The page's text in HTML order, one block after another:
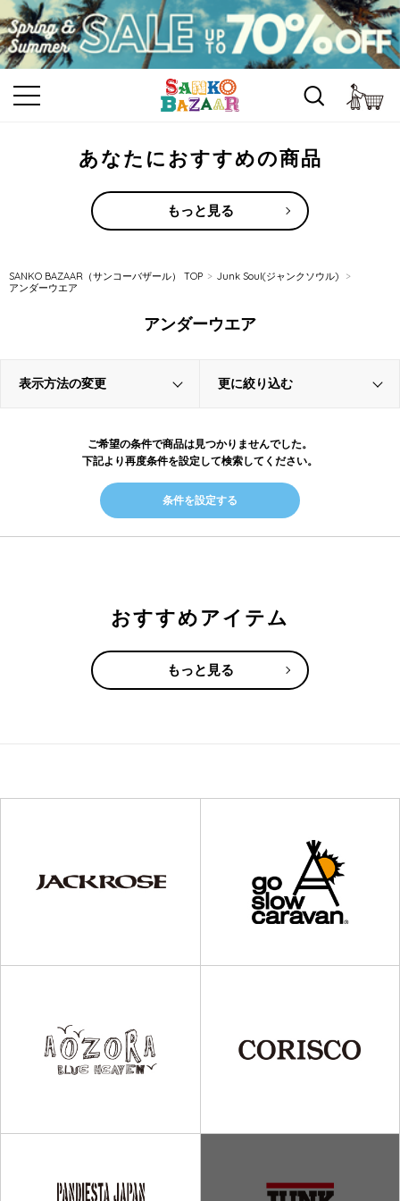
あなたにおすすめの商品
もっと見る
SANKO BAZAAR（サンコーバザール） TOP
Junk Soul(ジャンクソウル)
アンダーウエア
アンダーウエア
表示方法の変更 更に絞り込む
ご希望の条件で商品は見つかりませんでした。
下記より再度条件を設定して検索してください。
条件を設定する
おすすめアイテム
もっと見る